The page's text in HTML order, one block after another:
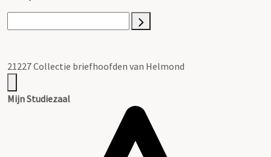
21227 Collectie briefhoofden van Helmond
Mijn Studiezaal